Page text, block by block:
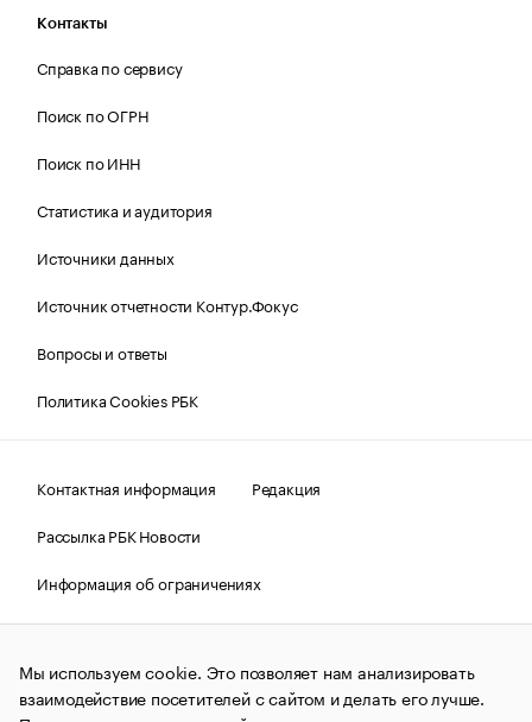
Контакты
Справка по сервису
Поиск по ОГРН
Поиск по ИНН
Статистика и аудитория
Источники данных
Источник отчетности Контур.Фокус
Вопросы и ответы
Политика Cookies РБК
Контактная информация
Редакция
Рассылка РБК Новости
Информация об ограничениях
Правовая информация
О соблюдении авторских прав
© АО «РОСБИЗНЕСКОНСАЛТИНГ»,1995–2026.Сообщения
и материалы информационного агентства «РБК»
(зарегистрировано Федеральной службой по надзору в сфере
Мы используем cookie. Это позволяет нам анализировать
взаимодействие посетителей с сайтом и делать его лучше.